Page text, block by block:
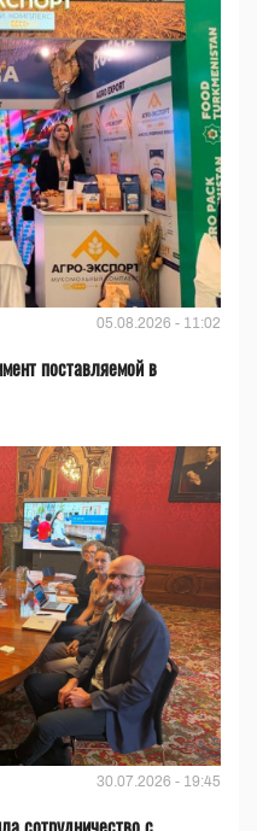
05.08.2026 - 11:02
поставляемой в
30.07.2026 - 19:45